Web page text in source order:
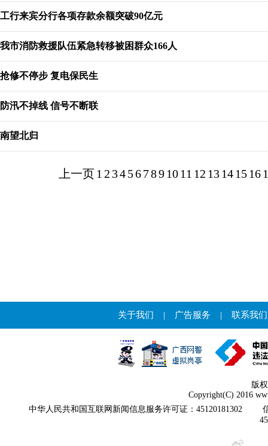
工行来宾分行各项存款余额突破90亿元
我市消防救援队伍紧急转移被困群众166人
抢修不停步 复电保民生
防汛不掉线 信号不断联
南望北归
上一页1 2 34567891011 12 13141516
关于我们 | 广告服务 | 联系我们
版
Copyright(C) 2016
中华人民共和国互联网新闻信息服务许可证：45120181302